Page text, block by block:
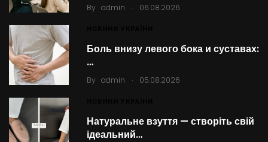
By admin . 06.08.2026
Боль внизу левого бока и суставах:
…
By admin . 05.08.2026
Натуральне взуття — створіть свій
ідеальний…